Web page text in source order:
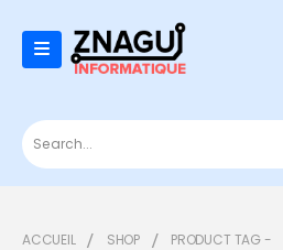
ACCUEIL SHOP
PRODUCT TAG -